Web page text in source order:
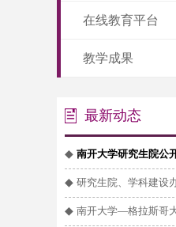
在线教育平台
教学成果
最新动态
◆ 南开大学研究生院公
◆ 研究生院、学科建设
◆ 南开大学—格拉斯哥